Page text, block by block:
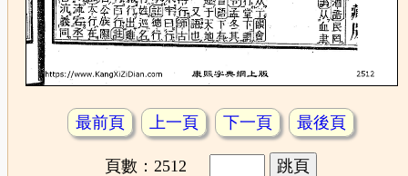
最前頁 上一頁 下一頁 最後頁
頁數：2512